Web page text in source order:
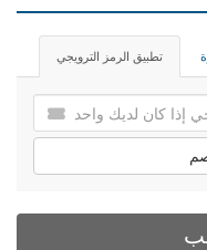
تطبيق الرمز الترويجي